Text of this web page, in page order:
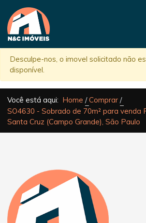
Desculpe-nos, o imovel solicitado não
disponível.
Você está aqui: Home
Comprar
SO4630 - Sobrado de 70m² para venda
Santa Cruz (Campo Grande), São Paulo